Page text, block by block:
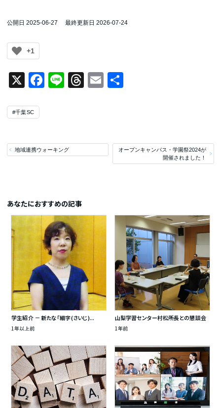
公開日 2025-06-27 最終更新日 2026-07-24
+1
X Facebook
LineThreads
Email
#千葉SC
地域連携ウォーキング
オープンキャンパス・学園祭2024が
開催されました！
あなたにおすすめの記事
学生紹介 － 新たな「細字(さいじ)...
1年以上前
山梨学習センター村松所長との懇談会
1年前